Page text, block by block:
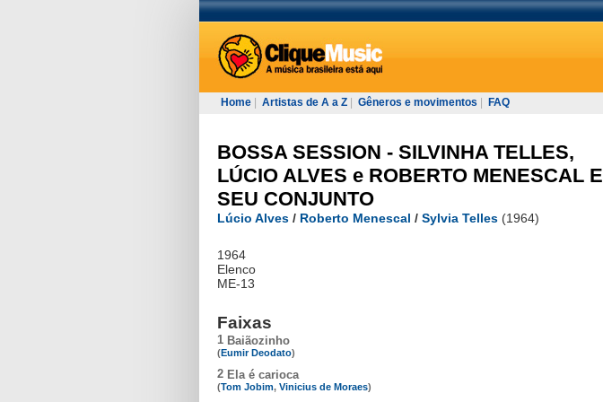
Home Artistas de A a Z Gêneros e movimentos FAQ
BOSSA SESSION - SILVINHA TELLES,
LÚCIO ALVES e ROBERTO MENESCAL E
SEU CONJUNTO
Lúcio Alves / Roberto Menescal / Sylvia Telles (1964)
1964
Elenco
ME-13
Faixas
1 Baiãozinho
(Eumir Deodato)
2 Ela é carioca
(Tom Jobim, Vinicius de Moraes)